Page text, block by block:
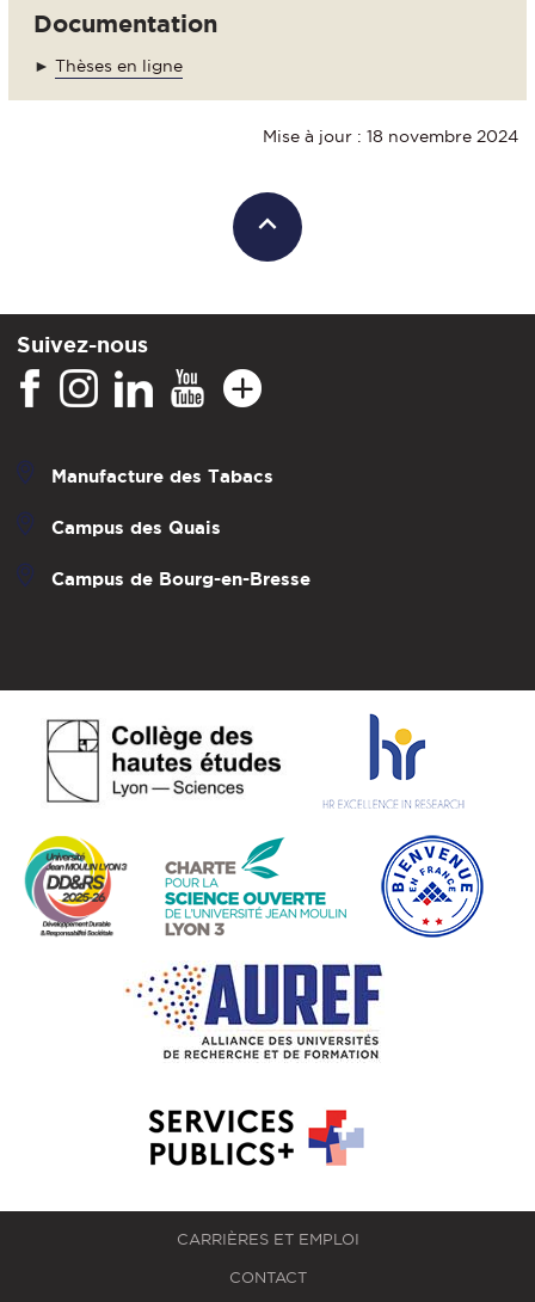
Documentation
► Thèses en ligne
Mise à jour : 18 novembre 2024
Suivez-nous
Manufacture des Tabacs
Campus des Quais
Campus de Bourg-en-Bresse
CARRIÈRES ET EMPLOI
CONTACT